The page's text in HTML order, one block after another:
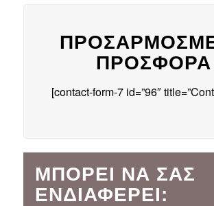
ΠΡΟΣΦΟΡΆ
[contact-form-7 id=”96″
ΜΠΟΡΕΊ ΝΑ ΣΑΣ
ΕΝΔΙΑΦΈΡΕΙ: